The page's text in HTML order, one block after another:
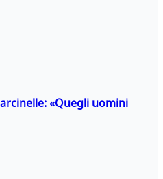
«Quegli uomini